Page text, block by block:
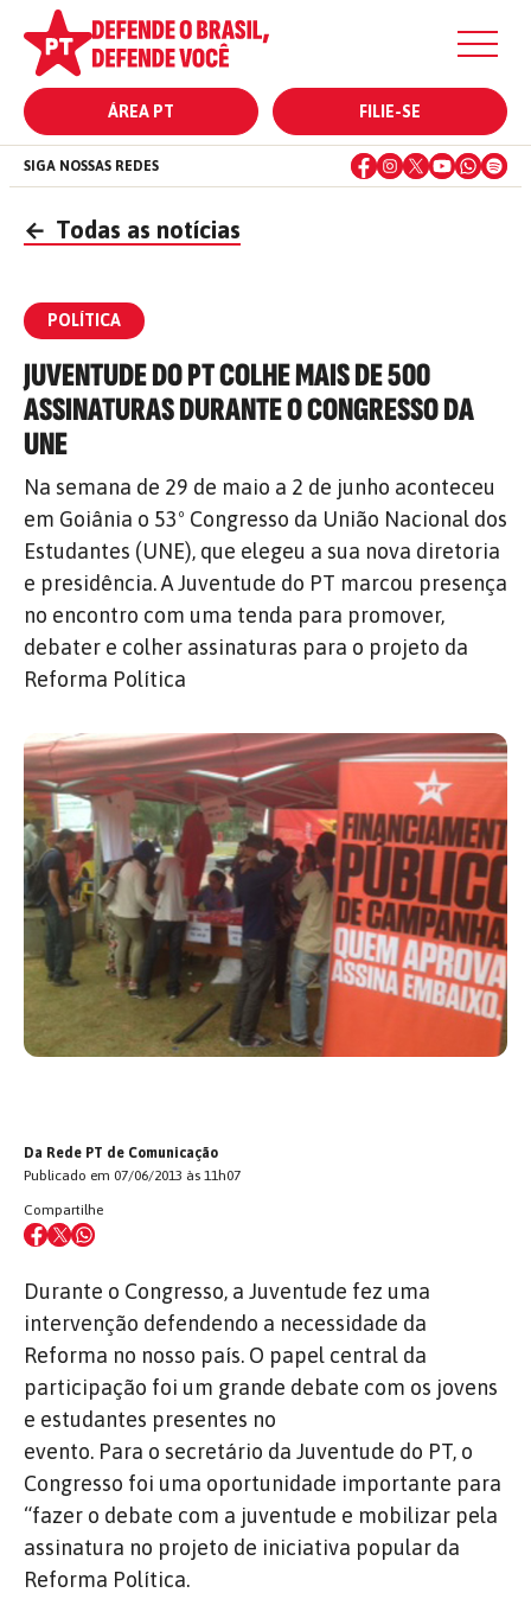
ÁREA PT FILIE-SE
SIGA NOSSAS REDES
← Todas as notícias
POLÍTICA
JUVENTUDE DO PT COLHE MAIS DE 500
ASSINATURAS DURANTE O CONGRESSO DA
UNE
Na semana de 29 de maio a 2 de junho aconteceu
em Goiânia o 53º Congresso da União Nacional dos
Estudantes (UNE), que elegeu a sua nova diretoria
e presidência. A Juventude do PT marcou presença
no encontro com uma tenda para promover,
debater e colher assinaturas para o projeto da
Reforma Política
Da Rede PT de Comunicação
Publicado em 07/06/2013 às 11h07
Compartilhe
Durante o Congresso, a Juventude fez uma
intervenção defendendo a necessidade da
Reforma no nosso país. O papel central da
participação foi um grande debate com os jovens
e estudantes presentes no
evento. Para o secretário da Juventude do PT, o
Congresso foi uma oportunidade importante para
“fazer o debate com a juventude e mobilizar pela
assinatura no projeto de iniciativa popular da
Reforma Política.